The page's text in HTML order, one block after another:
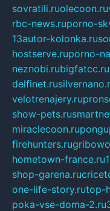
sovratili.ruolecoon.ru
rbc-news.ruporno-
13autor-kolonka.ru
hostserve.ruporno-
neznobi.rubigfatcc.ru
delfinet.ru
velotrenajery.ru
show-pets.ru
miraclecoon.ru
firehunters.ru
hometown-france.ru
shop-garena.ru
one-life-story.rutop-
poka-vse-doma-2.ru